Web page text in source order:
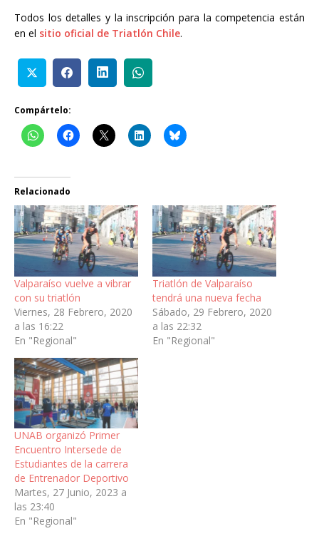
Todos los detalles y la inscripción para la competencia están
en el sitio oficial de Triatlón Chile.
Compártelo:
Relacionado
Valparaíso vuelve a vibrar
con su triatlón
Viernes, 28 Febrero, 2020
a las 16:22
En "Regional"
Triatlón de Valparaíso
tendrá una nueva fecha
Sábado, 29 Febrero, 2020
a las 22:32
En "Regional"
UNAB organizó Primer
Encuentro Intersede de
Estudiantes de la carrera
de Entrenador Deportivo
Martes, 27 Junio, 2023 a
las 23:40
En "Regional"